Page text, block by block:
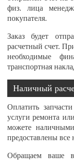
физ. лица
покупателя.
Заказ будет
расчетный счет.
необходимые
транспортная
Наличный
Оплатить
услуги ремонта
можете
предоставлены
Обращаем ваше